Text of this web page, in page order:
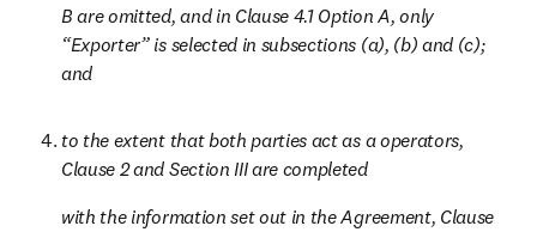
B are omitted, and in Clause 4.1 Option A, only
“Exporter” is selected in subsections (a), (b) and (c);
and
to the extent that both parties act as a operators,
Clause 2 and Section III are completed
with the information set out in the Agreement, Clause